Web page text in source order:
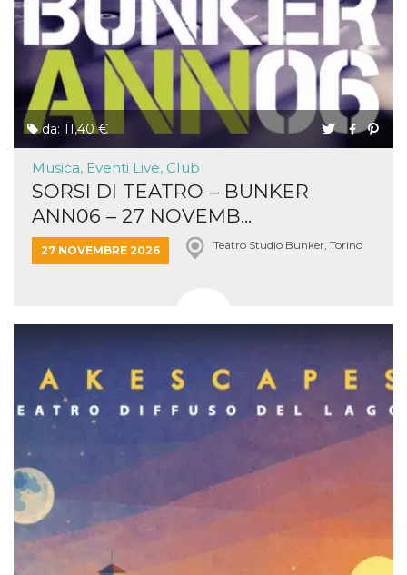
da: 11,40 €
Musica, Eventi Live, Club
SORSI DI TEATRO – BUNKER
ANN06 – 27 NOVEMB...
27 NOVEMBRE 2026 Teatro Studio Bunker, Torino